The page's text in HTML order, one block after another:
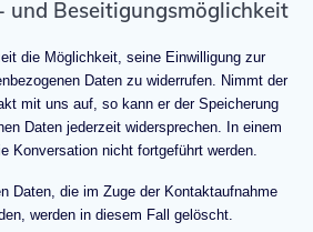
und Beseitigungsmöglichkeit
die Möglichkeit, seine Einwilligung zur
Daten zu widerrufen. Nimmt der
mit uns auf, so kann er der Speicherung
Daten jederzeit widersprechen. In einem
Konversation nicht fortgeführt werden.
Daten, die im Zuge der Kontaktaufnahme
werden in diesem Fall gelöscht.